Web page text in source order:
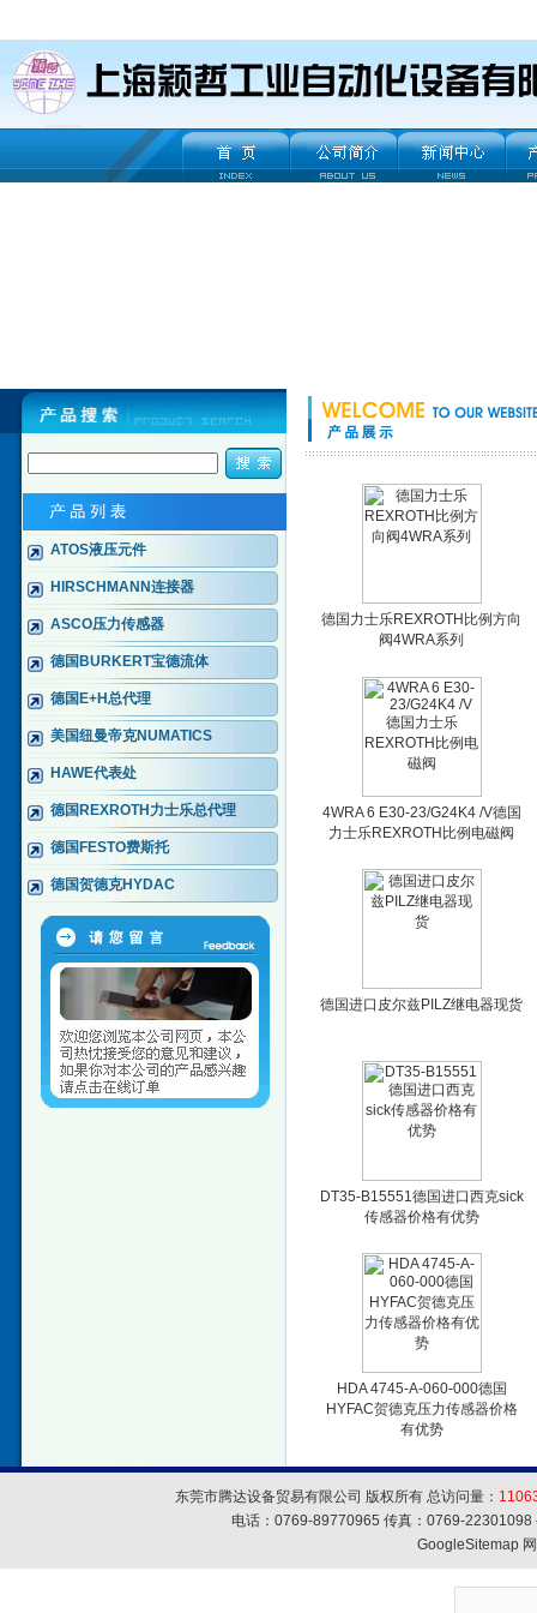
ATOS液压元件
HIRSCHMANN连接器
ASCO压力传感器
德国BURKERT宝德流体
德国E+H总代理
美国纽曼帝克NUMATICS
HAWE代表处
德国REXROTH力士乐总代理
德国FESTO费斯托
德国贺德克HYDAC
德国力士乐REXROTH比例方向
阀4WRA系列
4WRA 6 E30-23/G24K4 /V德国
力士乐REXROTH比例电磁阀
德国进口皮尔兹PILZ继电器现货
DT35-B15551德国进口西克sick
传感器价格有优势
HDA 4745-A-060-000德国
HYFAC贺德克压力传感器价格
有优势
东莞市腾达设备贸易有限公司 版权所有 总访问量：
电话：0769-89770965 传真：0769-
GoogleSitemap网